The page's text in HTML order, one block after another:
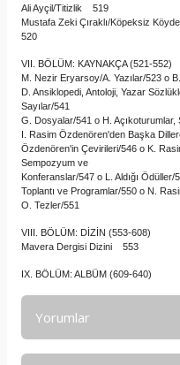
Ali Ayçil/Titizlik 519
Mustafa Zeki Çıraklı/Köpeksiz
520
VII. BÖLÜM: KAYNAKÇA (521-552)
M. Nezir Eryarsoy/A. Yazılar/523 o
D. Ansiklopedi, Antoloji, Yazar
Sayılar/541
G. Dosyalar/541 o H. Açıkoturumlar,
I. Rasim Özdenören'den Başka
Özdenören'in Çevirileri/546 o K.
Sempozyum ve
Konferanslar/547 o L. Aldığı
Toplantı ve Programlar/550 o N.
O. Tezler/551
VIII. BÖLÜM: DİZİN (553-608)
Mavera Dergisi Dizini 553
IX. BÖLÜM: ALBÜM (609-640)
Yorumlar